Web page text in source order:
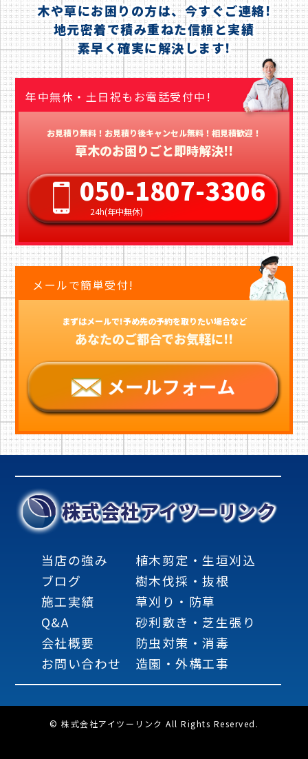
木や草にお困りの方は、今すぐご連絡!
地元密着で積み重ねた信頼と実績
素早く確実に解決します!
年中無休・土日祝もお電話受付中!
お見積り無料！お見積り後キャンセル無料！相見積歓迎！
草木のお困りごと即時解決!!
050-1807-3306
24h(年中無休)
メールで簡単受付!
まずはメールで!予め先の予約を取りたい場合など
あなたのご都合でお気軽に!!
株式会社アイツーリンク
当店の強み
ブログ
施工実績
Q&A
会社概要
お問い合わせ
植木剪定・生垣刈込
樹木伐採・抜根
草刈り・防草
砂利敷き・芝生張り
防虫対策・消毒
造園・外構工事
© 株式会社アイツーリンク All Rights Reserved.